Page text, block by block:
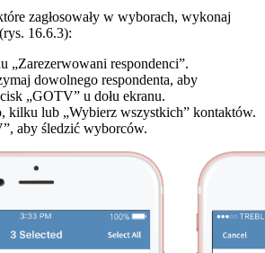
zagłosowały w wyborach, wykonaj
16.6.3):
„Zarezerwowani respondenci”.
dowolnego respondenta, aby
„GOTV” u dołu ekranu.
kilku lub „Wybierz wszystkich” kontaktów.
aby śledzić wyborców.